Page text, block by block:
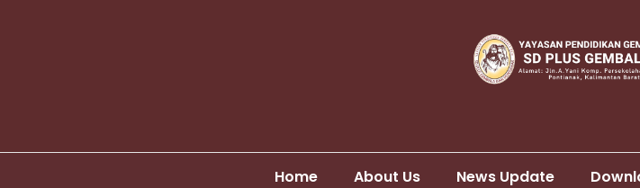
Home About Us News Update